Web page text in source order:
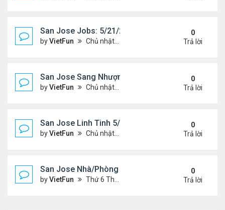
San Jose Jobs: 5/21/21- 5/25/2021
byVietFun Chủ nhật Tháng 5 23, 2021 2:12 pm
0
Trả lời
San Jose Sang Nhượng 5/21/21-5/28/21
byVietFun Chủ nhật Tháng 5 23, 2021 2:10 pm
0
Trả lời
San Jose Linh Tinh 5/21/21 - 5/28/21
byVietFun Chủ nhật Tháng 5 23, 2021 2:09 pm
0
Trả lời
San Jose Nhà/Phòng 5/14/21-5/21/21
byVietFun Thứ 6 Tháng 5 14, 2021 12:17 pm
0
Trả lời